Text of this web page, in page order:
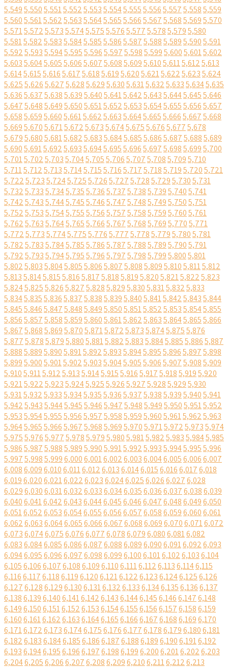
5,5495,5505,5515,5525,5535,5545,5555,5565,5575,5585,559
5,5605,5615,5625,5635,5645,5655,5665,5675,5685,5695,570
5,5715,5725,5735,5745,5755,5765,5775,5785,5795,580
5,5815,5825,5835,5845,5855,5865,5875,5885,5895,5905,591
5,5925,5935,5945,5955,5965,5975,5985,5995,6005,6015,602
5,6035,6045,6055,6065,6075,6085,6095,6105,6115,6125,613
5,6145,6155,6165,6175,6185,6195,6205,6215,6225,6235,624
5,6255,6265,6275,6285,6295,6305,6315,6325,6335,6345,635
5,6365,6375,6385,6395,6405,6415,6425,6435,6445,6455,646
5,6475,6485,6495,6505,6515,6525,6535,6545,6555,6565,657
5,6585,6595,6605,6615,6625,6635,6645,6655,6665,6675,668
5,6695,6705,6715,6725,6735,6745,6755,6765,6775,678
5,6795,6805,6815,6825,6835,6845,6855,6865,6875,6885,689
5,6905,6915,6925,6935,6945,6955,6965,6975,6985,6995,700
5,7015,7025,7035,7045,7055,7065,7075,7085,7095,710
5,7115,7125,7135,7145,7155,7165,7175,7185,7195,7205,721
5,7225,7235,7245,7255,7265,7275,7285,7295,7305,731
5,7325,7335,7345,7355,7365,7375,7385,7395,7405,741
5,7425,7435,7445,7455,7465,7475,7485,7495,7505,751
5,7525,7535,7545,7555,7565,7575,7585,7595,7605,761
5,7625,7635,7645,7655,7665,7675,7685,7695,7705,771
5,7725,7735,7745,7755,7765,7775,7785,7795,7805,781
5,7825,7835,7845,7855,7865,7875,7885,7895,7905,791
5,7925,7935,7945,7955,7965,7975,7985,7995,8005,801
5,8025,8035,8045,8055,8065,8075,8085,8095,8105,8115,812
5,8135,8145,8155,8165,8175,8185,8195,8205,8215,8225,823
5,8245,8255,8265,8275,8285,8295,8305,8315,8325,833
5,8345,8355,8365,8375,8385,8395,8405,8415,8425,8435,844
5,8455,8465,8475,8485,8495,8505,8515,8525,8535,8545,855
5,8565,8575,8585,8595,8605,8615,8625,8635,8645,8655,866
5,8675,8685,8695,8705,8715,8725,8735,8745,8755,876
5,8775,8785,8795,8805,8815,8825,8835,8845,8855,8865,887
5,8885,8895,8905,8915,8925,8935,8945,8955,8965,8975,898
5,8995,9005,9015,9025,9035,9045,9055,9065,9075,9085,909
5,9105,9115,9125,9135,9145,9155,9165,9175,9185,9195,920
5,9215,9225,9235,9245,9255,9265,9275,9285,9295,930
5,9315,9325,9335,9345,9355,9365,9375,9385,9395,9405,941
5,9425,9435,9445,9455,9465,9475,9485,9495,9505,9515,952
5,9535,9545,9555,9565,9575,9585,9595,9605,9615,9625,963
5,9645,9655,9665,9675,9685,9695,9705,9715,9725,9735,974
5,9755,9765,9775,9785,9795,9805,9815,9825,9835,9845,985
5,9865,9875,9885,9895,9905,9915,9925,9935,9945,9955,996
5,9975,9985,9996,0006,0016,0026,0036,0046,0056,0066,007
6,0086,0096,0106,0116,0126,0136,0146,0156,0166,0176,018
6,0196,0206,0216,0226,0236,0246,0256,0266,0276,028
6,0296,0306,0316,0326,0336,0346,0356,0366,0376,0386,039
6,0406,0416,0426,0436,0446,0456,0466,0476,0486,0496,050
6,0516,0526,0536,0546,0556,0566,0576,0586,0596,0606,061
6,0626,0636,0646,0656,0666,0676,0686,0696,0706,0716,072
6,0736,0746,0756,0766,0776,0786,0796,0806,0816,082
6,0836,0846,0856,0866,0876,0886,0896,0906,0916,0926,093
6,0946,0956,0966,0976,0986,0996,1006,1016,1026,1036,104
6,1056,1066,1076,1086,1096,1106,1116,1126,1136,1146,115
6,1166,1176,1186,1196,1206,1216,1226,1236,1246,1256,126
6,1276,1286,1296,1306,1316,1326,1336,1346,1356,1366,137
6,1386,1396,1406,1416,1426,1436,1446,1456,1466,1476,148
6,1496,1506,1516,1526,1536,1546,1556,1566,1576,1586,159
6,1606,1616,1626,1636,1646,1656,1666,1676,1686,1696,170
6,1716,1726,1736,1746,1756,1766,1776,1786,1796,1806,181
6,1826,1836,1846,1856,1866,1876,1886,1896,1906,1916,192
6,1936,1946,1956,1966,1976,1986,1996,2006,2016,2026,203
6,2046,2056,2066,2076,2086,2096,2106,2116,2126,213